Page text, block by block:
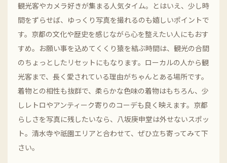
観光客やカメラ好きが集まる人気タイム。とはいえ、少し時
間をずらせば、ゆっくり写真を撮れるのも嬉しいポイントで
す。京都の文化や歴史を感じながら心を整えたい人にもおす
すめ。お願い事を込めてくくり猿を結ぶ時間は、観光の合間
のちょっとしたリセットにもなります。ローカルの人から観
光客まで、長く愛されている理由がちゃんとある場所です。
着物との相性も抜群で、柔らかな色味の着物はもちろん、少
しレトロやアンティーク寄りのコーデも良く映えます。京都
らしさを写真に残したいなら、八坂庚申堂は外せないスポッ
ト。清水寺や祇園エリアと合わせて、ぜひ立ち寄ってみて下
さい。